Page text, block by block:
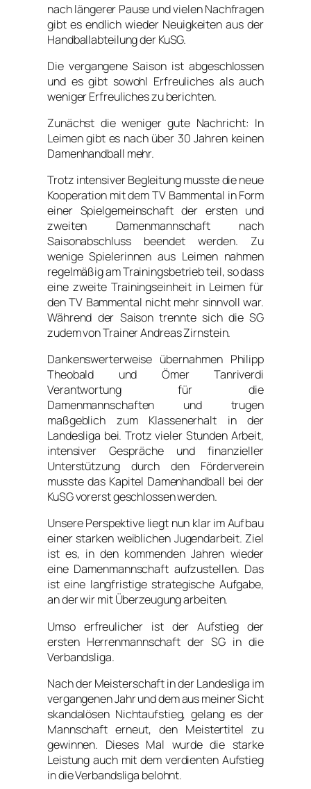
nach längerer Pause und vielen Nachfragen
gibt es endlich wieder Neuigkeiten aus der
Handballabteilung der KuSG.
Die vergangene Saison ist abgeschlossen
und es gibt sowohl Erfreuliches als auch
weniger Erfreuliches zu berichten.
Zunächst die weniger gute Nachricht: In
Leimen gibt es nach über 30 Jahren keinen
Damenhandball mehr.
Trotz intensiver Begleitung musste die neue
Kooperation mit dem TV Bammental in Form
einer Spielgemeinschaft der ersten und
zweiten Damenmannschaft nach
Saisonabschluss beendet werden. Zu
wenige Spielerinnen aus Leimen nahmen
regelmäßig am Trainingsbetrieb teil, so dass
eine zweite Trainingseinheit in Leimen für
den TV Bammental nicht mehr sinnvoll war.
Während der Saison trennte sich die SG
zudem von Trainer Andreas Zirnstein.
Dankenswerterweise übernahmen Philipp
Theobald und Ömer Tanriverdi
Verantwortung für die
Damenmannschaften und trugen
maßgeblich zum Klassenerhalt in der
Landesliga bei. Trotz vieler Stunden Arbeit,
intensiver Gespräche und finanzieller
Unterstützung durch den Förderverein
musste das Kapitel Damenhandball bei der
KuSG vorerst geschlossen werden.
Unsere Perspektive liegt nun klar im Aufbau
einer starken weiblichen Jugendarbeit. Ziel
ist es, in den kommenden Jahren wieder
eine Damenmannschaft aufzustellen. Das
ist eine langfristige strategische Aufgabe,
an der wir mit Überzeugung arbeiten.
Umso erfreulicher ist der Aufstieg der
ersten Herrenmannschaft der SG in die
Verbandsliga.
Nach der Meisterschaft in der Landesliga im
vergangenen Jahr und dem aus meiner Sicht
skandalösen Nichtaufstieg, gelang es der
Mannschaft erneut, den Meistertitel zu
gewinnen. Dieses Mal wurde die starke
Leistung auch mit dem verdienten Aufstieg
in die Verbandsliga belohnt.